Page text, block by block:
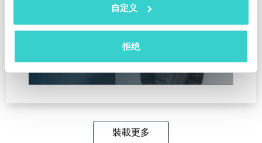
自定义
拒绝
裝載更多